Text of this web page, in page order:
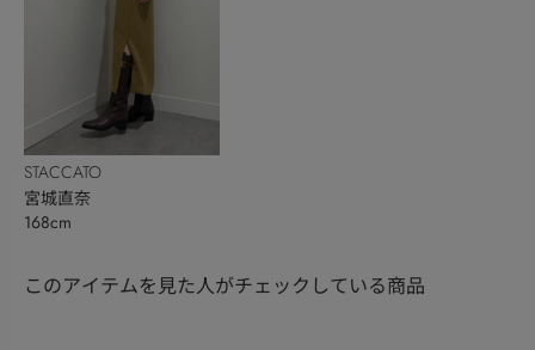
STACCATO
宮城直奈
168cm
このアイテムを見た人がチェックしている商品